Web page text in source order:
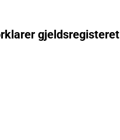
gjeldsregisteret